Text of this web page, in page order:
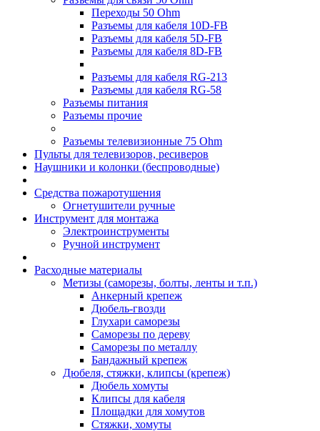
Переходы 50 Ohm
Разъемы для кабеля 10D-FB
Разъемы для кабеля 5D-FB
Разъемы для кабеля 8D-FB
Разъемы для кабеля RG-213
Разъемы для кабеля RG-58
Разъемы питания
Разъемы прочие
Разъемы телевизионные 75 Ohm
Пульты для телевизоров, ресиверов
Наушники и колонки (беспроводные)
Средства пожаротушения
Огнетушители ручные
Инструмент для монтажа
Электроинструменты
Ручной инструмент
Расходные материалы
Метизы (саморезы, болты, ленты и т.п.)
Анкерный крепеж
Дюбель-гвозди
Глухари саморезы
Саморезы по дереву
Саморезы по металлу
Бандажный крепеж
Дюбеля, стяжки, клипсы (крепеж)
Дюбель хомуты
Клипсы для кабеля
Площадки для хомутов
Стяжки, хомуты